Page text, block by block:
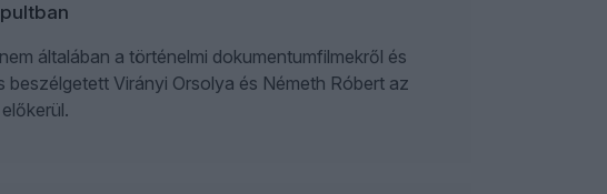
általában a történelmi dokumentumfilmekről és
Virányi Orsolya és Németh Róbert az